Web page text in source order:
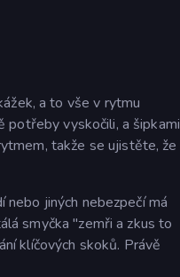
a to vše v rytmu
potřeby vyskočili, a šipkami
takže se ujistěte, že
nebo jiných nebezpečí má
smyčka "zemři a zkus to
klíčových skoků. Právě